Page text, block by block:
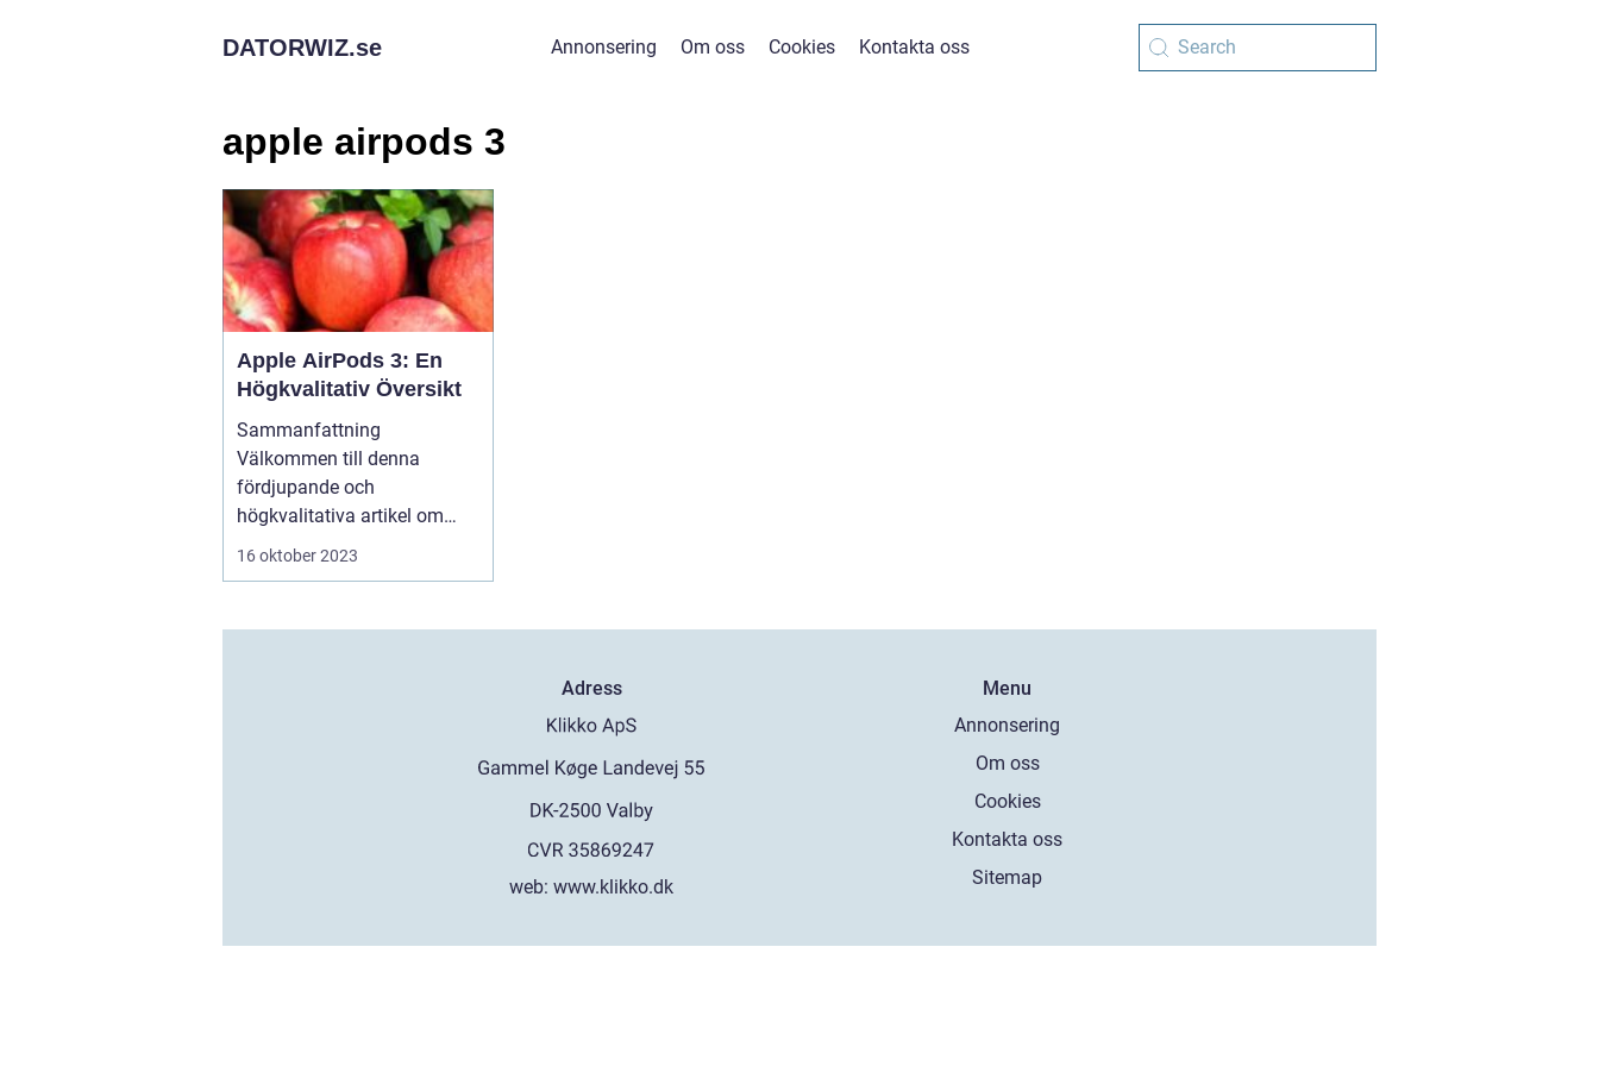
DATORWIZ.se Annonsering Om oss Cookies Kontakta oss
apple airpods 3
Apple AirPods 3: En
Högkvalitativ Översikt
Sammanfattning
Välkommen till denna
fördjupande och
högkvalitativa artikel om
Apple AirPods 3. I de...
16 oktober 2023
Adress
web:www.klikko.dk
Menu
Annonsering
Om oss
Cookies
Kontakta oss
Sitemap